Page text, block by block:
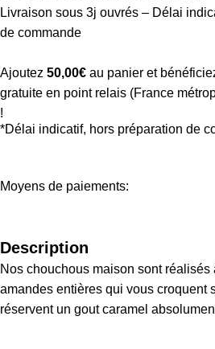
Livraison sous 3j ouvrés – Délai
de commande
Ajoutez50,00€ au panier et
gratuite en point relais (France
!
*Délai indicatif, hors préparation de
Moyens de paiements:
Description
Nos chouchous maison sont réalisés
amandes entières qui vous croquent
réservent un gout caramel